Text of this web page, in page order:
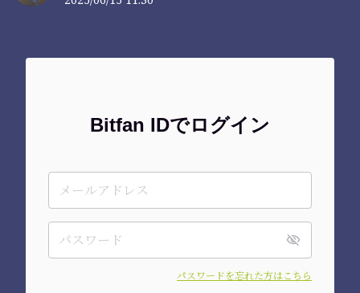
Bitfan IDでログイン
パスワードを忘れた方はこちら